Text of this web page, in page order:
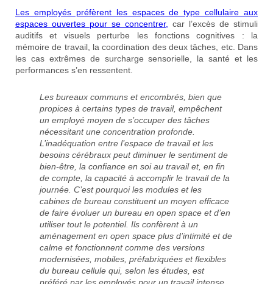
Les employés préfèrent les espaces de type cellulaire aux
espaces ouvertes pour se concentrer, car l’excès de stimuli
auditifs et visuels perturbe les fonctions cognitives : la
mémoire de travail, la coordination des deux tâches, etc. Dans
les cas extrêmes de surcharge sensorielle, la santé et les
performances s’en ressentent.
Les bureaux communs et encombrés, bien que
propices à certains types de travail, empêchent
un employé moyen de s’occuper des tâches
nécessitant une concentration profonde.
L’inadéquation entre l’espace de travail et les
besoins cérébraux peut diminuer le sentiment de
bien-être, la confiance en soi au travail et, en fin
de compte, la capacité à accomplir le travail de la
journée. C’est pourquoi les modules et les
cabines de bureau constituent un moyen efficace
de faire évoluer un bureau en open space et d’en
utiliser tout le potentiel. Ils confèrent à un
aménagement en open space plus d’intimité et de
calme et fonctionnent comme des versions
modernisées, mobiles, préfabriquées et flexibles
du bureau cellule qui, selon les études, est